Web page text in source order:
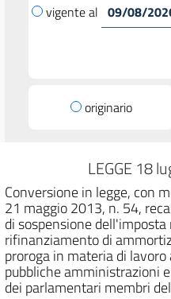
vigente al
originario
LEGGE 18
Conversione in legge, con
21 maggio 2013, n. 54,
di sospensione
rifinanziamento di
proroga in materia di
pubbliche amministrazioni
dei parlamentari membri